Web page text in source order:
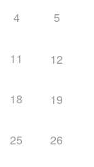
4 5
11 12
18 19
25 26